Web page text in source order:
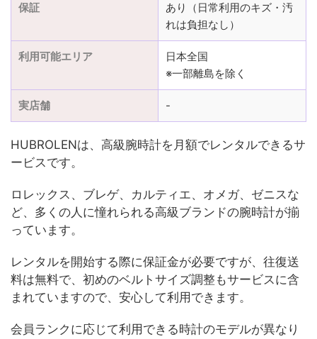
保証
あり（日常利用のキズ・汚
れは負担なし）
利用可能エリア
日本全国
※一部離島を除く
実店舗 -
HUBROLENは、高級腕時計を月額でレンタルできるサ
ービスです。
ロレックス、ブレゲ、カルティエ、オメガ、ゼニスな
ど、多くの人に憧れられる高級ブランドの腕時計が揃
っています。
レンタルを開始する際に保証金が必要ですが、往復送
料は無料で、初めのベルトサイズ調整もサービスに含
まれていますので、安心して利用できます。
会員ランクに応じて利用できる時計のモデルが異なり